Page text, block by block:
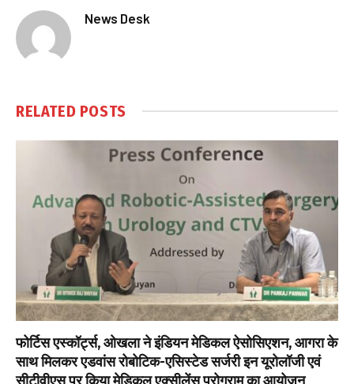
News Desk
RELATED POSTS
फोर्टिस एस्कॉर्ट्स, ओखला ने इंडियन मेडिकल ऐसोसिएशन, आगरा के
साथ मिलकर एडवांस रोबोटिक-एसिस्टेड सर्जरी इन यूरोलॉजी एवं